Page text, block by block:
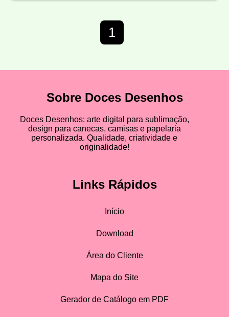
1
Sobre Doces Desenhos
Doces Desenhos: arte digital para sublimação,
design para canecas, camisas e papelaria
personalizada. Qualidade, criatividade e
originalidade!
Links Rápidos
Início
Download
Área do Cliente
Mapa do Site
Gerador de Catálogo em PDF